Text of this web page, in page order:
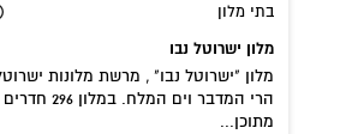
בתי מלון
מלון ישרוטל נבו
מלון "ישרוטל נבו" , מרשת מלונות
הרי המדבר וים
מתוכן...